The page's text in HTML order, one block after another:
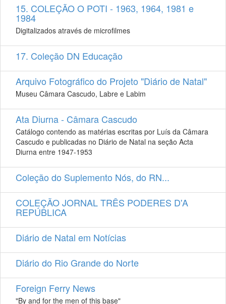
15. COLEÇÃO O POTI - 1963, 1964, 1981 e
1984
Digitalizados através de microfilmes
17. Coleção DN Educação
Arquivo Fotográfico do Projeto "Diário de Natal"
Museu Câmara Cascudo, Labre e Labim
Ata Diurna - Câmara Cascudo
Catálogo contendo as matérias escritas por Luís da Câmara
Cascudo e publicadas no Diário de Natal na seção Acta
Diurna entre 1947-1953
Coleção do Suplemento Nós, do RN...
COLEÇÃO JORNAL TRÊS PODERES D'A
REPÚBLICA
Diário de Natal em Notícias
Diário do Rio Grande do Norte
Foreign Ferry News
"By and for the men of this base"